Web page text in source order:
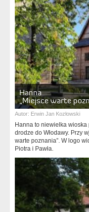
Hanna
„Miejsce warte
Autor: Erwin Jan Kozłowski
Hanna to niewielka wioska
drodze do Włodawy. Przy
warte poznania”. W logo
Piotra i Pawła.